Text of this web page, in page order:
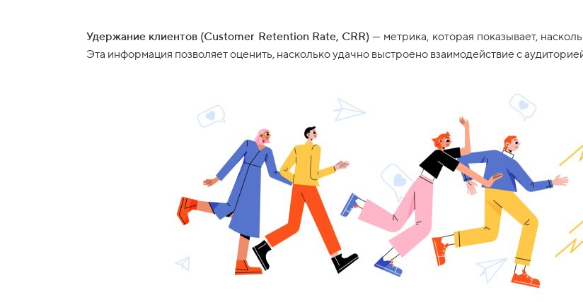
Удержание клиентов (Customer Retention Rate, CRR) — метрика, которая показывает,
Эта информация позволяет оценить, насколько удачно выстроено взаимодействие с